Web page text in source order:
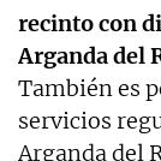
recinto con
Arganda del
También es
servicios
Arganda del